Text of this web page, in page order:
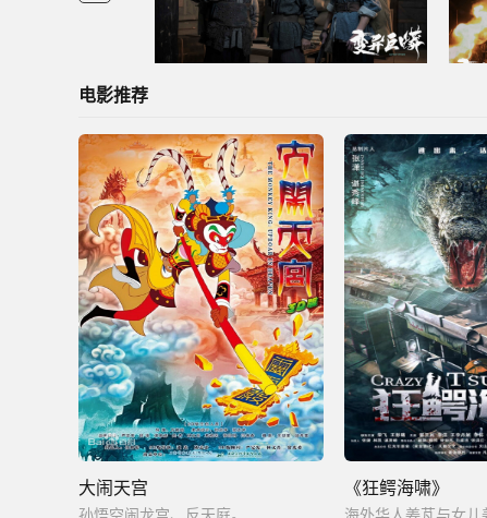
电影推荐
大闹天宫 《狂鳄海啸》